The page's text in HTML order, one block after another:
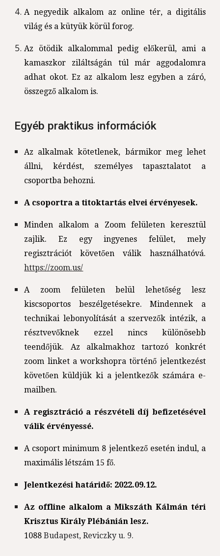
A negyedik alkalom az online tér, a digitális
világ és a kütyük körül forog.
Az ötödik alkalommal pedig előkerül, ami a
kamaszkor ziláltságán túl már aggodalomra
adhat okot. Ez az alkalom lesz egyben a záró,
összegző alkalom is.
Egyéb praktikus információk
Az alkalmak kötetlenek, bármikor meg lehet
állni, kérdést, személyes tapasztalatot a
csoportba behozni.
A csoportra a titoktartás elvei érvényesek.
Minden alkalom a Zoom felületen keresztül
zajlik. Ez egy ingyenes felület, mely
regisztrációt követően válik használhatóvá.
https://zoom.us/
A zoom felületen belül lehetőség lesz
kiscsoportos beszélgetésekre. Mindennek a
technikai lebonyolítását a szervezők intézik, a
résztvevőknek ezzel nincs különösebb
teendőjük. Az alkalmakhoz tartozó konkrét
zoom linket a workshopra történő jelentkezést
követően küldjük ki a jelentkezők számára e-
mailben.
A regisztráció a részvételi díj befizetésével
válik érvényessé.
A csoport minimum 8 jelentkező esetén indul, a
maximális létszám 15 fő.
Jelentkezési határidő: 2022.09.12.
Az offline alkalom a Mikszáth Kálmán téri
Krisztus Király Plébánián lesz.
1088Budapest, Reviczky u. 9.